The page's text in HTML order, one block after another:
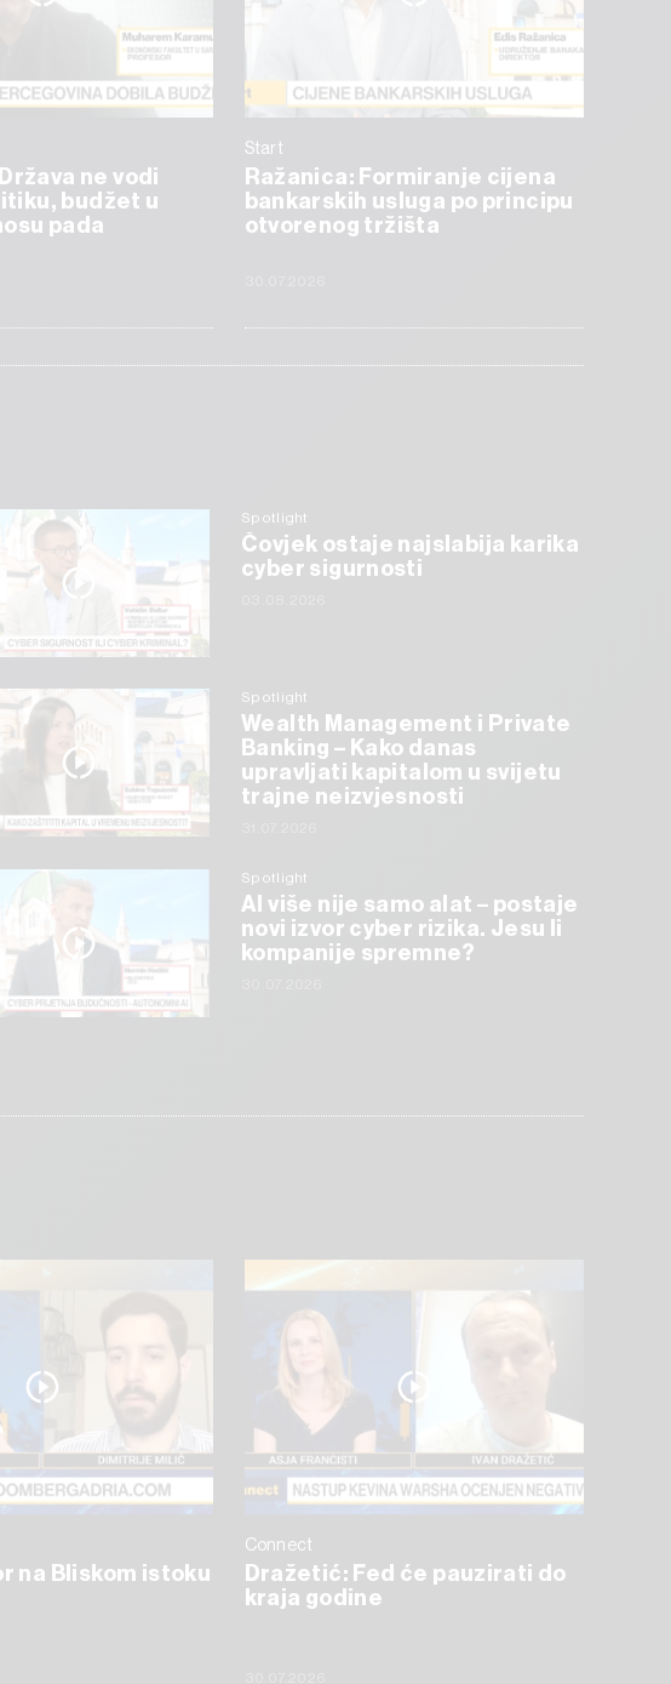
ne vodi
budžet u
pada
Start
Ražanica: Formiranje cijena
bankarskih usluga po principu
otvorenog tržišta
Spotlight
Čovjek ostaje najslabija karika
cyber sigurnosti
Spotlight
Wealth Management i Private
Banking – Kako danas
upravljati kapitalom u svijetu
trajne neizvjesnosti
Spotlight
AI više nije samo alat – postaje
novi izvor cyber rizika. Jesu li
kompanije spremne?
na Bliskom istoku
Connect
Dražetić: Fed će pauzirati do
kraja godine